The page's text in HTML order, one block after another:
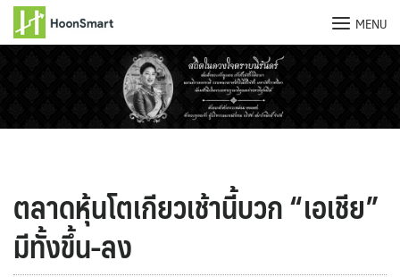
MENU
ตลาดหุ้นโตเกียวเช้านี้บวก “เอเชีย”
มีทั้งขึ้น-ลง